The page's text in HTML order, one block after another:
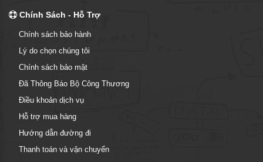
Chính Sách - Hỗ Trợ
Chính sách bảo hành
Lý do chọn chúng tôi
Chính sách bảo mật
Đã Thông Báo Bộ Công Thương
Điều khoản dịch vụ
Hỗ trợ mua hàng
Hướng dẫn đường đi
Thanh toán và vận chuyển